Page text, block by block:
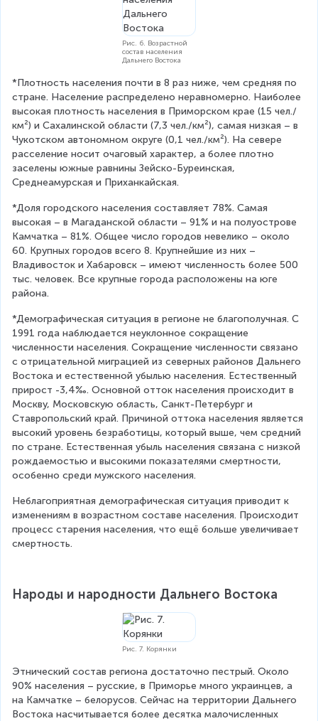
Рис. 6. Возрастной
состав населения
Дальнего Востока
*Плотность населения почти в 8 раз ниже, чем средняя по
стране. Население распределено неравномерно. Наиболее
высокая плотность населения в Приморском крае (15 чел./
км²) и Сахалинской области (7,3 чел./км²), самая низкая – в
Чукотском автономном округе (0,1 чел./км²). На севере
расселение носит очаговый характер, а более плотно
заселены южные равнины Зейско-Буреинская,
Среднеамурская и Приханкайская.
*Доля городского населения составляет 78%. Самая
высокая – в Магаданской области – 91% и на полуострове
Камчатка – 81%. Общее число городов невелико – около
60. Крупных городов всего 8. Крупнейшие из них –
Владивосток и Хабаровск – имеют численность более 500
тыс. человек. Все крупные города расположены на юге
района.
*Демографическая ситуация в регионе не благополучная. С
1991 года наблюдается неуклонное сокращение
численности населения. Сокращение численности связано
с отрицательной миграцией из северных районов Дальнего
Востока и естественной убылью населения. Естественный
прирост -3,4‰. Основной отток населения происходит в
Москву, Московскую область, Санкт-Петербург и
Ставропольский край. Причиной оттока населения является
высокий уровень безработицы, который выше, чем средний
по стране. Естественная убыль населения связана с низкой
рождаемостью и высокими показателями смертности,
особенно среди мужского населения.
Неблагоприятная демографическая ситуация приводит к
изменениям в возрастном составе населения. Происходит
процесс старения населения, что ещё больше увеличивает
смертность.
Народы и народности Дальнего Востока
Рис. 7. Корянки
Этнический состав региона достаточно пестрый. Около
90% населения – русские, в Приморье много украинцев, а
на Камчатке – белорусов. Сейчас на территории Дальнего
Востока насчитывается более десятка малочисленных